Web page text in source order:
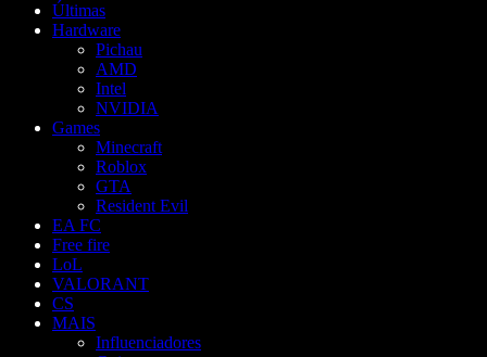
Últimas
Hardware
Pichau
AMD
Intel
NVIDIA
Games
Minecraft
Roblox
GTA
Resident Evil
EA FC
Free fire
LoL
VALORANT
CS
MAIS
Influenciadores